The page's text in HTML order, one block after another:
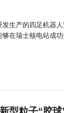
生产的四足机器
在瑞士核电站成